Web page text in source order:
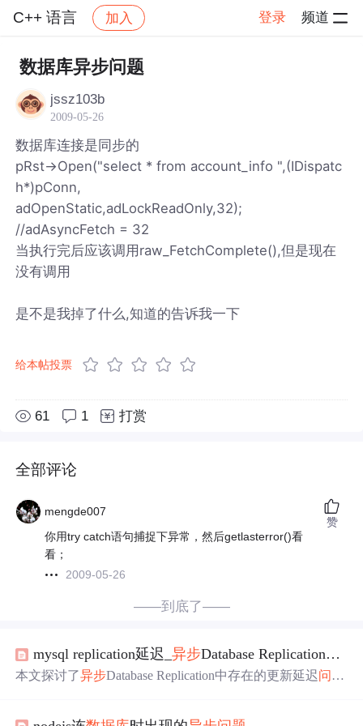
C++ 语言 加入 登录 频道
社区 C++ 语言
数据库异步问题
jssz103b
2009-05-26
数据库连接是同步的
pRst->Open("select * from account_info ",(IDispatc
h*)pConn,
adOpenStatic,adLockReadOnly,32);
//adAsyncFetch = 32
当执行完后应该调用raw_FetchComplete(),但是现在
没有调用
是不是我掉了什么,知道的告诉我一下
给本帖投票
61 1 打赏
全部评论
mengde007
你用try catch语句捕捉下异常，然后getlasterror()看
看；
2009-05-26
赞
——到底了——
mysql replication延迟_异步Database Replication的更新延迟
本文探讨了异步Database Replication中存在的更新延迟问题